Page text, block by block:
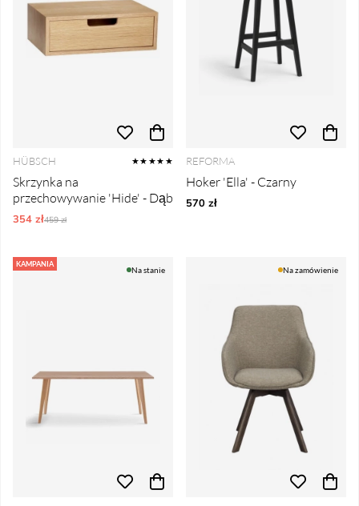
HÜBSCH ★★★★★
Skrzynka na
przechowywanie 'Hide' - Dąb
354 złOrdynarne ceny:
459 zł
REFORMA
Hoker 'Ella' - Czarny
570 zł
KAMPANIA
Na stanie Na zamówienie